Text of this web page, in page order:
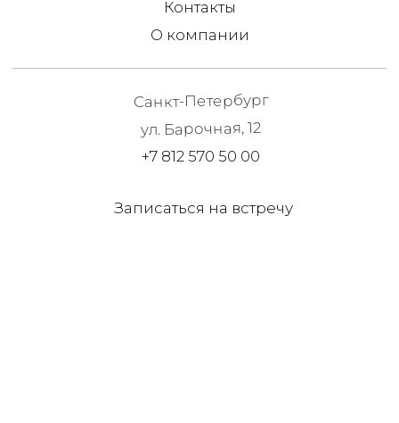
+7 812 570 50 00